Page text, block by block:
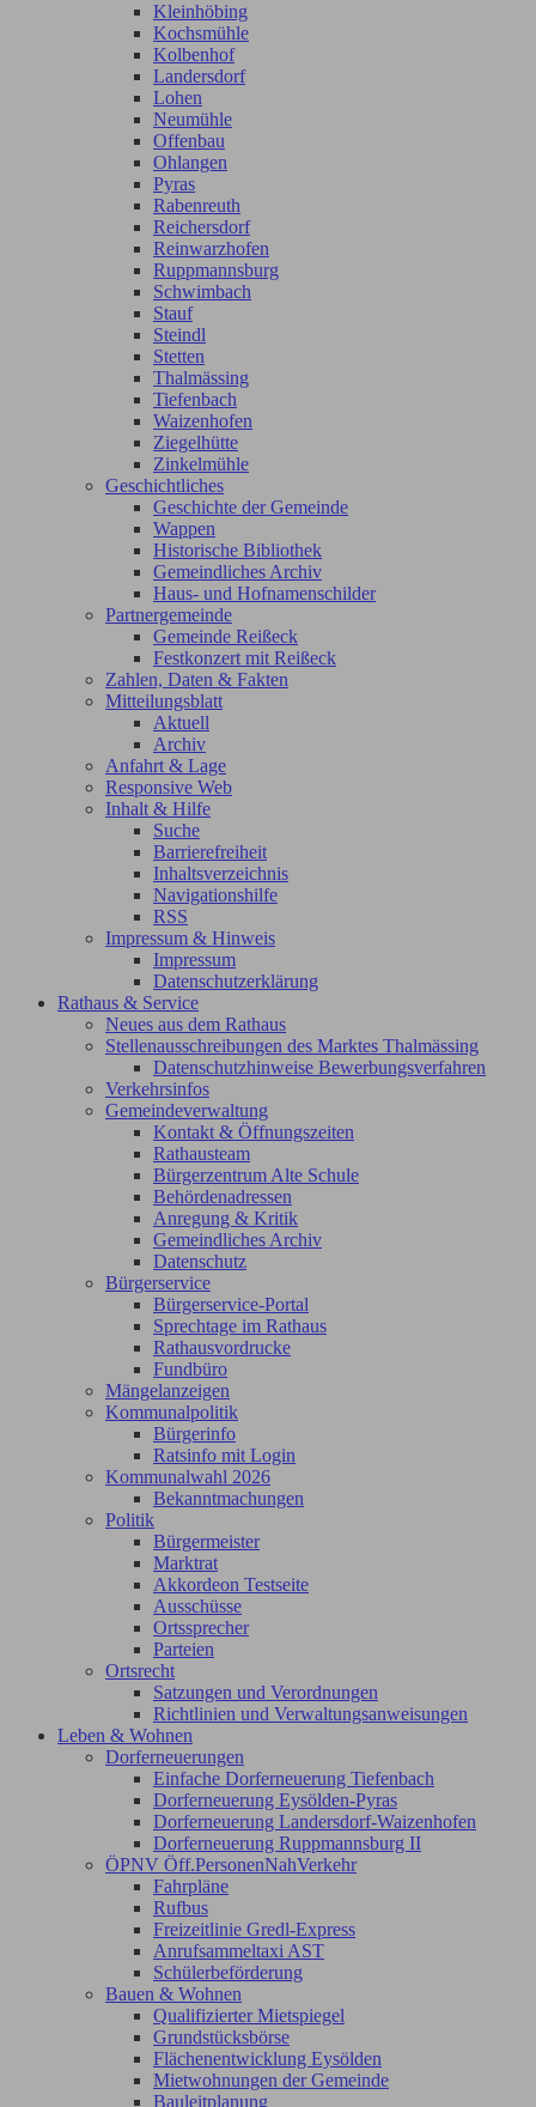
Kleinhöbing
Kochsmühle
Kolbenhof
Landersdorf
Lohen
Neumühle
Offenbau
Ohlangen
Pyras
Rabenreuth
Reichersdorf
Reinwarzhofen
Ruppmannsburg
Schwimbach
Stauf
Steindl
Stetten
Thalmässing
Tiefenbach
Waizenhofen
Ziegelhütte
Zinkelmühle
Geschichtliches
Geschichte der Gemeinde
Wappen
Historische Bibliothek
Gemeindliches Archiv
Haus- und Hofnamenschilder
Partnergemeinde
Gemeinde Reißeck
Festkonzert mit Reißeck
Zahlen, Daten & Fakten
Mitteilungsblatt
Aktuell
Archiv
Anfahrt & Lage
Responsive Web
Inhalt & Hilfe
Suche
Barrierefreiheit
Inhaltsverzeichnis
Navigationshilfe
RSS
Impressum & Hinweis
Impressum
Datenschutzerklärung
Rathaus & Service
Neues aus dem Rathaus
Stellenausschreibungen des Marktes Thalmässing
Datenschutzhinweise Bewerbungsverfahren
Verkehrsinfos
Gemeindeverwaltung
Kontakt & Öffnungszeiten
Rathausteam
Bürgerzentrum Alte Schule
Behördenadressen
Anregung & Kritik
Gemeindliches Archiv
Datenschutz
Bürgerservice
Bürgerservice-Portal
Sprechtage im Rathaus
Rathausvordrucke
Fundbüro
Mängelanzeigen
Kommunalpolitik
Bürgerinfo
Ratsinfo mit Login
Kommunalwahl 2026
Bekanntmachungen
Politik
Bürgermeister
Marktrat
Akkordeon Testseite
Ausschüsse
Ortssprecher
Parteien
Ortsrecht
Satzungen und Verordnungen
Richtlinien und Verwaltungsanweisungen
Leben & Wohnen
Dorferneuerungen
Einfache Dorferneuerung Tiefenbach
Dorferneuerung Eysölden-Pyras
Dorferneuerung Landersdorf-Waizenhofen
Dorferneuerung Ruppmannsburg II
ÖPNV Öff.PersonenNahVerkehr
Fahrpläne
Rufbus
Freizeitlinie Gredl-Express
Anrufsammeltaxi AST
Schülerbeförderung
Bauen & Wohnen
Qualifizierter Mietspiegel
Grundstücksbörse
Flächenentwicklung Eysölden
Mietwohnungen der Gemeinde
Bauleitplanung